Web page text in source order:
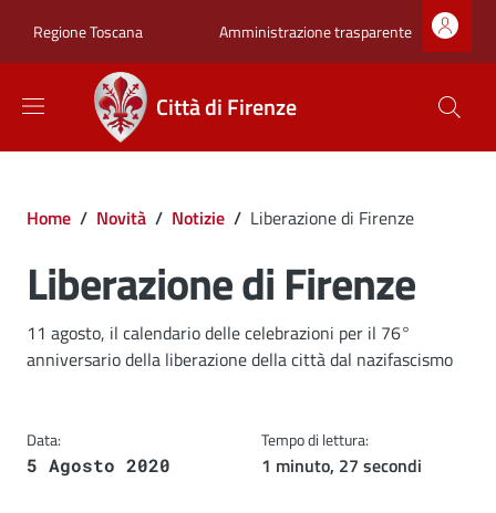
Regione Toscana Zona superiore
Amministrazione trasparente
Città di Firenze
Briciole di pane
Home / Novità / Notizie / Liberazione di Firenze
Liberazione di Firenze
Dettagli
Descrizione breve
11 agosto, il calendario delle celebrazioni per il 76°
anniversario della liberazione della città dal nazifascismo
Data:
5 Agosto 2020
Tempo di lettura:
1 minuto, 27 secondi